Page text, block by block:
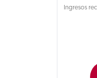
Ingresos